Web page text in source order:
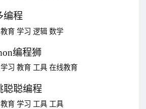
编程
教育 学习 逻辑 数学
编程狮
学习 教育 工具 在线教育
聪聪编程
教育 学习 工具 工具